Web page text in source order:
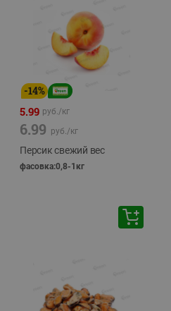
-14%
5.99 руб./кг
6.99 руб./кг
Персик свежий вес
фасовка:0,8-1кг